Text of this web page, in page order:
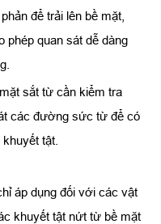
để trải lên bề mặt,
phép quan sát dễ dàng
sắt từ cần kiểm tra
các đường sức từ để có
tật.
áp dụng đối với các vật
khuyết tật nứt từ bề mặt